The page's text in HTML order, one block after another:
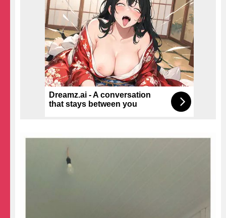
Dreamz.ai - A conversation
that stays between you